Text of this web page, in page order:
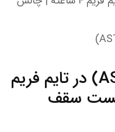
تحلیل ارز استر (ASTER) در تایم فریم
سقف